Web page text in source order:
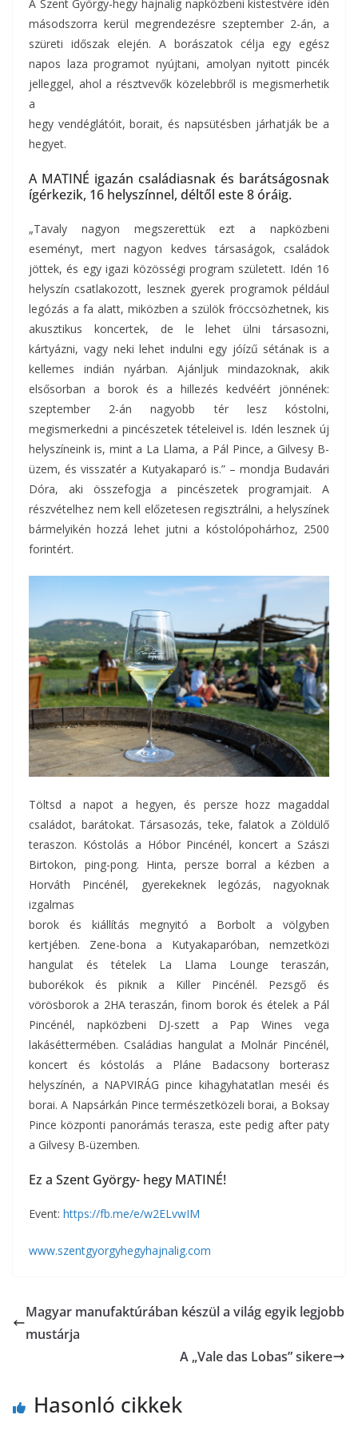
A Szent György-hegy hajnalig napközbeni kistestvére idén
másodszorra kerül megrendezésre szeptember 2-án, a
szüreti időszak elején. A borászatok célja egy egész
napos laza programot nyújtani, amolyan nyitott pincék
jelleggel, ahol a résztvevők közelebbről is megismerhetik
a
hegy vendéglátóit, borait, és napsütésben járhatják be a
hegyet.
A MATINÉ igazán családiasnak és barátságosnak
ígérkezik, 16 helyszínnel, déltől este 8 óráig.
„Tavaly nagyon megszerettük ezt a napközbeni
eseményt, mert nagyon kedves társaságok, családok
jöttek, és egy igazi közösségi program született. Idén 16
helyszín csatlakozott, lesznek gyerek programok például
legózás a fa alatt, miközben a szülök fröccsözhetnek, kis
akusztikus koncertek, de le lehet ülni társasozni,
kártyázni, vagy neki lehet indulni egy jóízű sétának is a
kellemes indián nyárban. Ajánljuk mindazoknak, akik
elsősorban a borok és a hillezés kedvéért jönnének:
szeptember 2-án nagyobb tér lesz kóstolni,
megismerkedni a pincészetek tételeivel is. Idén lesznek új
helyszíneink is, mint a La Llama, a Pál Pince, a Gilvesy B-
üzem, és visszatér a Kutyakaparó is.” – mondja Budavári
Dóra, aki összefogja a pincészetek programjait. A
részvételhez nem kell előzetesen regisztrálni, a helyszínek
bármelyikén hozzá lehet jutni a kóstolópohárhoz, 2500
forintért.
Töltsd a napot a hegyen, és persze hozz magaddal
családot, barátokat. Társasozás, teke, falatok a Zöldülő
teraszon. Kóstolás a Hóbor Pincénél, koncert a Szászi
Birtokon, ping-pong. Hinta, persze borral a kézben a
Horváth Pincénél, gyerekeknek legózás, nagyoknak
izgalmas
borok és kiállítás megnyitó a Borbolt a völgyben
kertjében. Zene-bona a Kutyakaparóban, nemzetközi
hangulat és tételek La Llama Lounge teraszán,
buborékok és piknik a Killer Pincénél. Pezsgő és
vörösborok a 2HA teraszán, finom borok és ételek a Pál
Pincénél, napközbeni DJ-szett a Pap Wines vega
lakáséttermében. Családias hangulat a Molnár Pincénél,
koncert és kóstolás a Pláne Badacsony borterasz
helyszínén, a NAPVIRÁG pince kihagyhatatlan meséi és
borai. A Napsárkán Pince természetközeli borai, a Boksay
Pince központi panorámás terasza, este pedig after paty
a Gilvesy B-üzemben.
Ez a Szent György- hegy MATINÉ!
Event: https://fb.me/e/w2ELvwIM
www.szentgyorgyhegyhajnalig.com
Magyar manufaktúrában készül a világ egyik legjobb
mustárja
A „Vale das Lobas” sikere
Hasonló cikkek